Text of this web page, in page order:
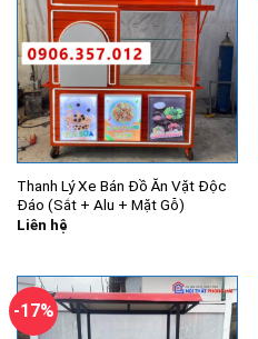
Thanh Lý Xe Bán Đồ Ăn Vặt Độc
Đáo (Sắt + Alu + Mặt Gỗ)
Liên hệ
-17%